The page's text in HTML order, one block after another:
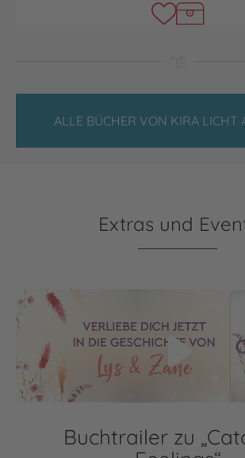
ALLE BÜCHER VON KIRA LICHT
Extras und
Video abspielen
Buchtrailer zu